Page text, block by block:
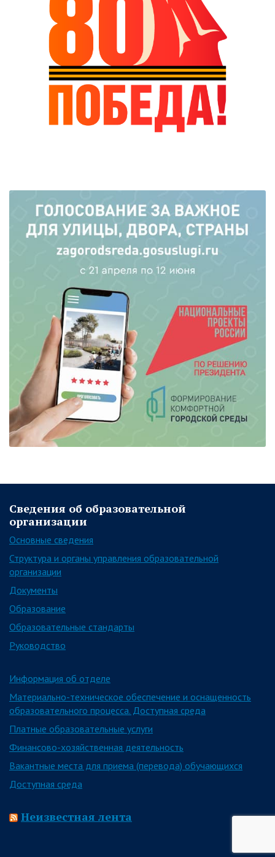
Сведения об образовательной
организации
Основные сведения
Структура и органы управления образовательной
организации
Документы
Образование
Образовательные стандарты
Руководство
Информация об отделе
Материально-техническое обеспечение и оснащенность
образовательного процесса. Доступная среда
Платные образовательные услуги
Финансово-хозяйственная деятельность
Вакантные места для приема (перевода) обучающихся
Доступная среда
Неизвестная лента